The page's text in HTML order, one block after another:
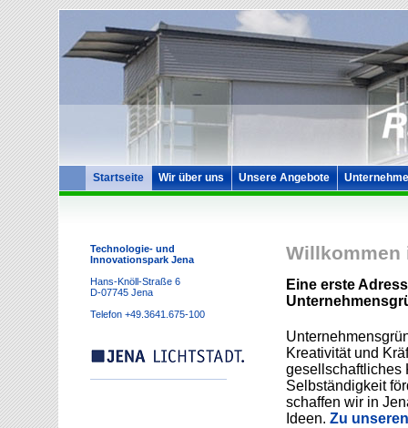
Startseite Wir über uns Unsere Angebote
Technologie- und
Innovationspark Jena
Hans-Knöll-Straße 6
D-07745 Jena
Telefon +49.3641.675-100
Willkommen
Eine erste
Kreativität und
gesellschaftliches
Selbständigkeit
schaffen wir in
Ideen. Zu